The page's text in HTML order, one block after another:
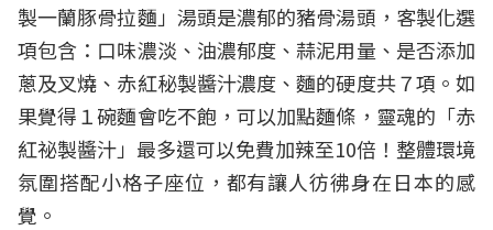
製一蘭豚骨拉麵」湯頭是濃郁的豬骨湯頭，客製化選
項包含：口味濃淡、油濃郁度、蒜泥用量、是否添加
蔥及叉燒、赤紅秘製醬汁濃度、麵的硬度共７項。如
果覺得１碗麵會吃不飽，可以加點麵條，靈魂的「赤
紅祕製醬汁」最多還可以免費加辣至10倍！整體環境
氛圍搭配小格子座位，都有讓人彷彿身在日本的感
覺。